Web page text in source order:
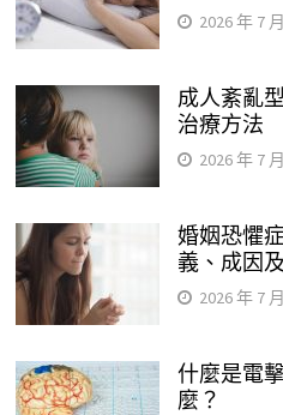
2026 年 7
成人紊亂
治療方法
2026 年 7
婚姻恐懼
義、成因
2026 年 7
什麼是電
麼？